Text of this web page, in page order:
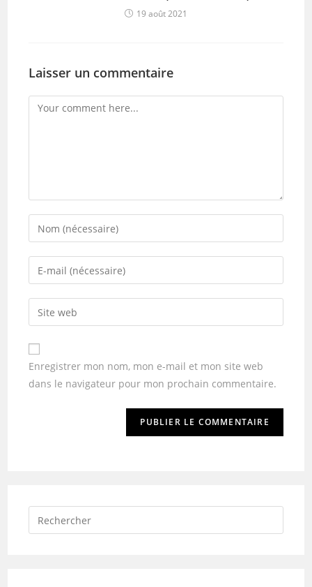
19 août 2021
Laisser un commentaire
Enregistrer mon nom, mon e-mail et mon site web
dans le navigateur pour mon prochain commentaire.